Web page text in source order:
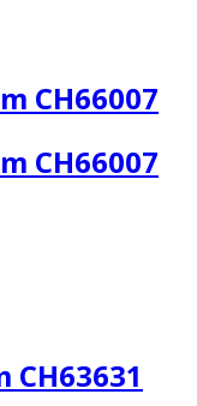
CH66007
CH66007